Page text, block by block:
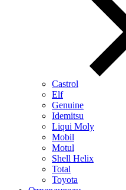
Castrol
Elf
Genuine
Idemitsu
Liqui Moly
Mobil
Motul
Shell Helix
Total
Toyota